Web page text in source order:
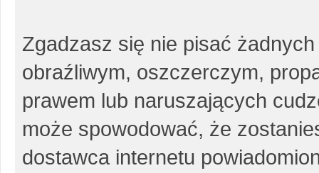
Zgadzasz się nie pisać
obraźliwym, oszczerczym,
prawem lub naruszających
może spowodować, że
dostawca internetu